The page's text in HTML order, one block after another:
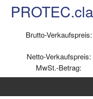
Brutto-Verkaufspreis:
Netto-Verkaufspreis:
MwSt.-Betrag: